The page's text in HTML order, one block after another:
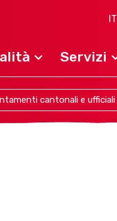
IT
Servizi
cantonali e ufficiali